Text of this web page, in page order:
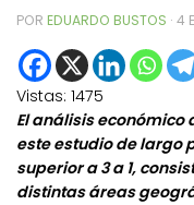
POR EDUARDO BUSTOS · 4
Vistas: 1475
El análisis económico
este estudio de largo
superior a 3 a 1,
distintas áreas